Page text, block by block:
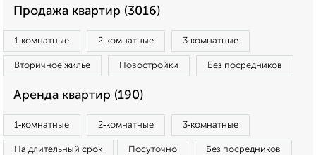
Продажа квартир (3016)
1‑комнатные 2‑комнатные 3‑комнатные
Вторичное жилье Новостройки Без посредников
Аренда квартир (190)
1‑комнатные 2‑комнатные 3‑комнатные
На длительный срок Посуточно Без посредников